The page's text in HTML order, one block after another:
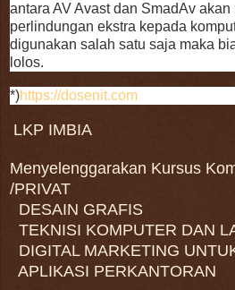
antara AV Avast dan SmadAv akan
perlindungan ekstra kepada
digunakan salah satu saja maka
lolos.
*)https://dosenit.com
LKP IMBIA
Menyelenggarakan Kursus
/PRIVAT
DESAIN GRAFIS
TEKNISI KOMPUTER DAN
DIGITAL MARKETING
APLIKASI PERKANTORAN